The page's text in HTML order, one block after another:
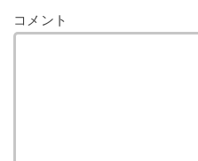
コメント